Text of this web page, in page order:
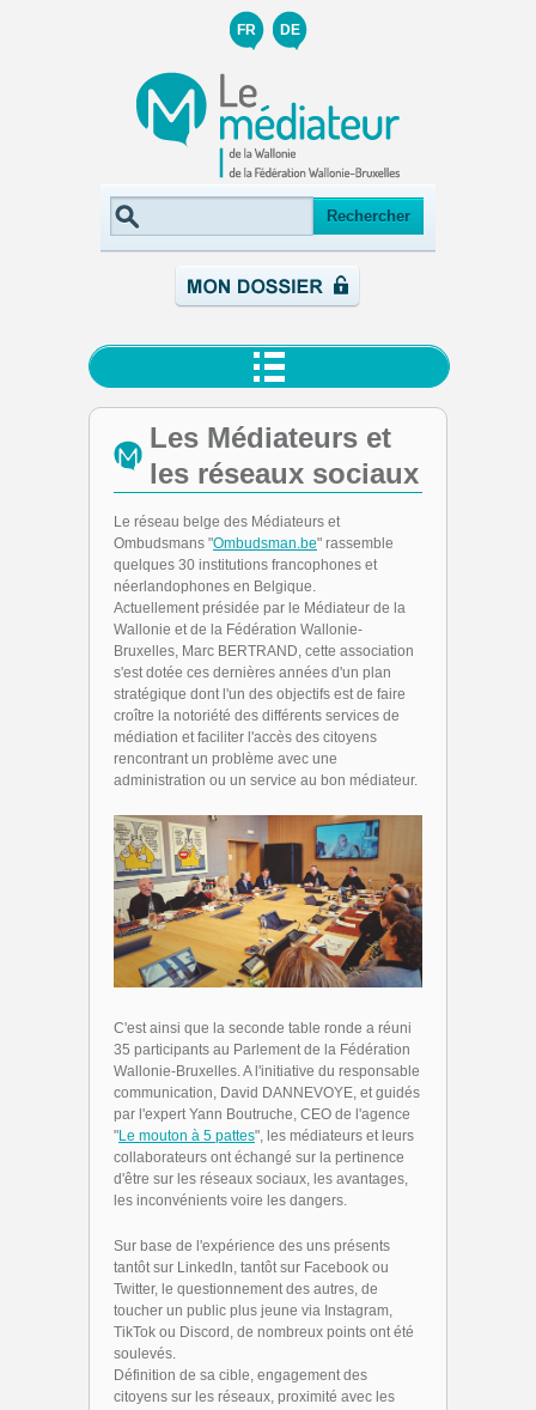
FR DE
Les Médiateurs et
les réseaux sociaux
Le réseau belge des Médiateurs et
Ombudsmans "Ombudsman.be" rassemble
quelques 30 institutions francophones et
néerlandophones en Belgique.
Actuellement présidée par le Médiateur de la
Wallonie et de la Fédération Wallonie-
Bruxelles, Marc BERTRAND, cette association
s'est dotée ces dernières années d'un plan
stratégique dont l'un des objectifs est de faire
croître la notoriété des différents services de
médiation et faciliter l'accès des citoyens
rencontrant un problème avec une
administration ou un service au bon médiateur.
C'est ainsi que la seconde table ronde a réuni
35 participants au Parlement de la Fédération
Wallonie-Bruxelles. A l'initiative du responsable
communication, David DANNEVOYE, et guidés
par l'expert Yann Boutruche, CEO de l'agence
"Le mouton à 5 pattes", les médiateurs et leurs
collaborateurs ont échangé sur la pertinence
d'être sur les réseaux sociaux, les avantages,
les inconvénients voire les dangers.
Sur base de l'expérience des uns présents
tantôt sur LinkedIn, tantôt sur Facebook ou
Twitter, le questionnement des autres, de
toucher un public plus jeune via Instagram,
TikTok ou Discord, de nombreux points ont été
soulevés.
Définition de sa cible, engagement des
citoyens sur les réseaux, proximité avec les